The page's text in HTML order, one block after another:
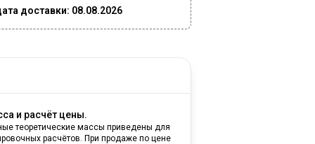
доставки: 08.08.2026
и расчёт цены.
теоретические массы приведены для
расчётов. При продаже по цене